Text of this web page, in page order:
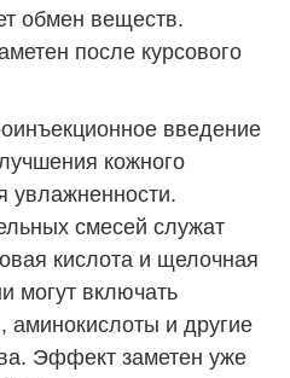
обмен веществ.
после курсового
введение
кожного
увлажненности.
смесей служат
кислота и щелочная
могут включать
и другие
Эффект заметен уже